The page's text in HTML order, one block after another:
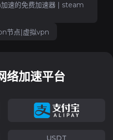
速的免费加速器 | steam
节点|虚拟vpn
络加速平台
USDT